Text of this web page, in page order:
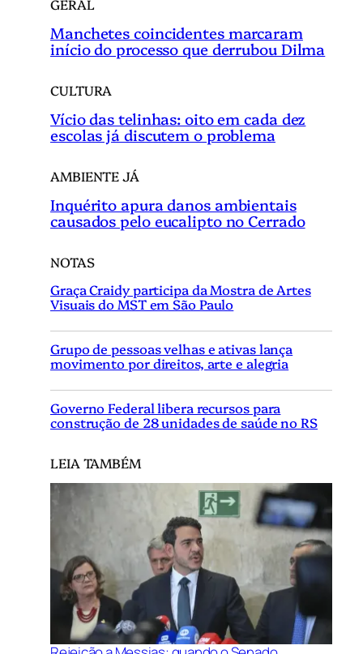
GERAL
Manchetes coincidentes marcaram
início do processo que derrubou Dilma
CULTURA
Vício das telinhas: oito em cada dez
escolas já discutem o problema
AMBIENTE JÁ
Inquérito apura danos ambientais
causados pelo eucalipto no Cerrado
NOTAS
Graça Craidy participa da Mostra de Artes
Visuais do MST em São Paulo
Grupo de pessoas velhas e ativas lança
movimento por direitos, arte e alegria
Governo Federal libera recursos para
construção de 28 unidades de saúde no RS
LEIA TAMBÉM